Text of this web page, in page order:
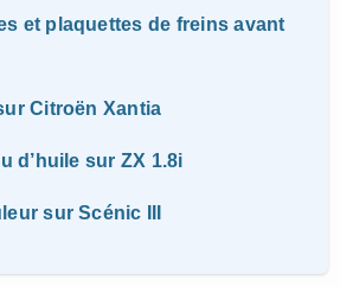
et plaquettes de freins avant
Citroën Xantia
d’huile sur ZX 1.8i
sur Scénic III